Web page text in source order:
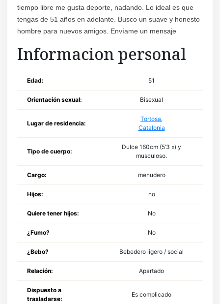
tiempo libre me gusta deporte, nadando. Lo ideal es que
tengas de 51 años en adelante. Busco un suave y honesto
hombre para nuevos amigos. Envíame un mensaje
Informacion personal
Edad: 51
Orientación sexual: Bisexual
Lugar de residencia:
Tortosa,
Catalonia
Tipo de cuerpo:
Dulce 160cm (5’3 «) y
musculoso.
Cargo: menudero
Hijos: no
Quiere tener hijos: No
¿Fumo? No
¿Bebo? Bebedero ligero / social
Relación: Apartado
Dispuesto a
trasladarse:
Es complicado